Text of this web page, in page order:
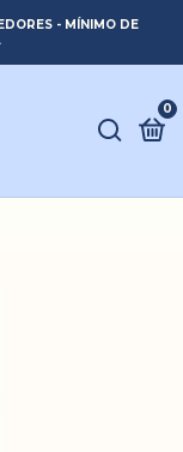
- MÍNIMO DE
0